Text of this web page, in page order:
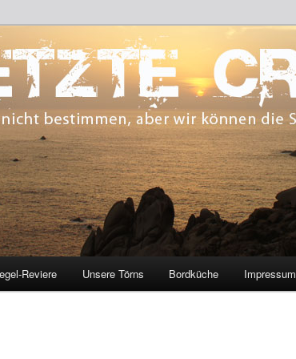
bestimmen, aber wir können die Segel richten.
Reviere Unsere Törns Bordküche Impressum